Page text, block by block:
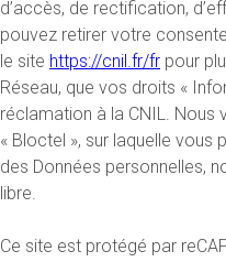
d’accès, de rectification,
pouvez retirer votre
le site https://cnil.fr/fr pour
Réseau, que vos droits «
réclamation à la CNIL. Nous
« Bloctel », sur laquelle vous
des Données personnelles,
libre.
Ce site est protégé par